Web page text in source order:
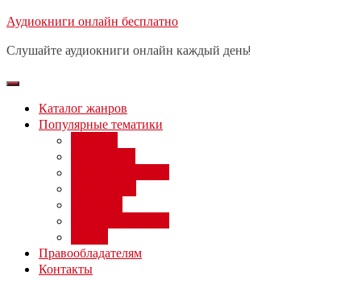
Перейти
содержимому
Аудиокниги онлайн бесплатно
Слушайте аудиокниги онлайн каждый день!
Каталог жанров
Популярные тематики
Правообладателям
Контакты
Бесплатный вебинар: заработок
день